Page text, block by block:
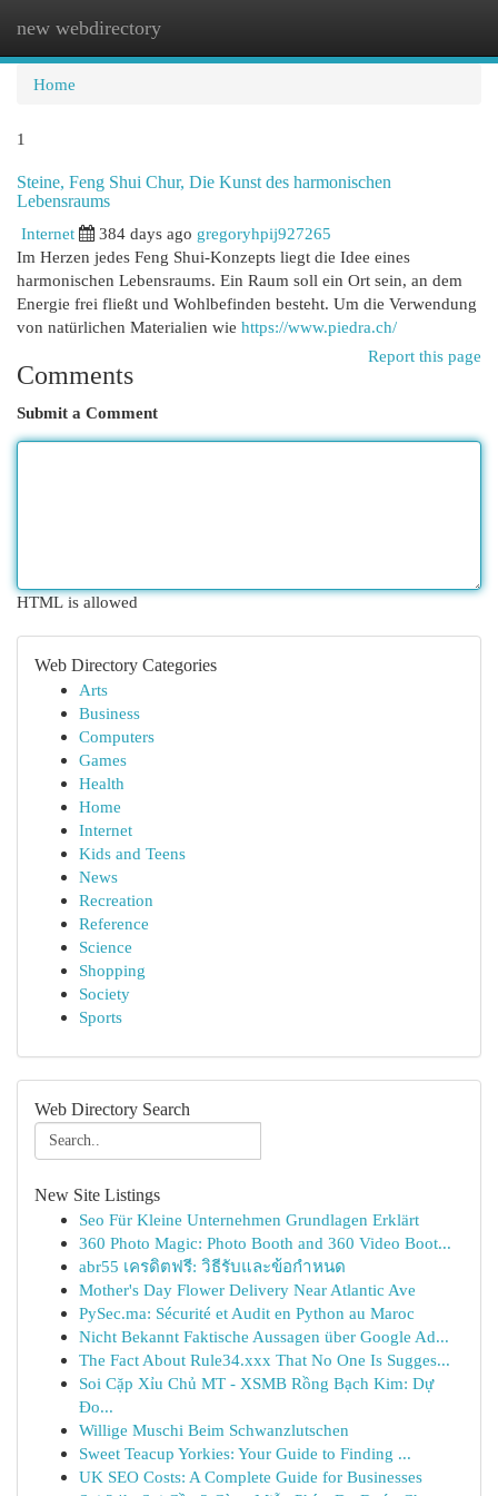
new webdirectory
Home
1
Steine, Feng Shui Chur, Die Kunst des harmonischen
Lebensraums
Internet
384 days ago gregoryhpij927265
Im Herzen jedes Feng Shui-Konzepts liegt die Idee eines
harmonischen Lebensraums. Ein Raum soll ein Ort sein, an dem
Energie frei fließt und Wohlbefinden besteht. Um die Verwendung
von natürlichen Materialien wie https://www.piedra.ch/
Report this page
Comments
Submit a Comment
HTML is allowed
Web Directory Categories
Arts
Business
Computers
Games
Health
Home
Internet
Kids and Teens
News
Recreation
Reference
Science
Shopping
Society
Sports
Web Directory Search
New Site Listings
Seo Für Kleine Unternehmen Grundlagen Erklärt
360 Photo Magic: Photo Booth and 360 Video Boot...
abr55 เครดิตฟรี: วิธีรับและข้อกำหนด
Mother's Day Flower Delivery Near Atlantic Ave
PySec.ma: Sécurité et Audit en Python au Maroc
Nicht Bekannt Faktische Aussagen über Google Ad...
The Fact About Rule34.xxx That No One Is Sugges...
Soi Cặp Xỉu Chủ MT - XSMB Rồng Bạch Kim: Dự
Đo...
Willige Muschi Beim Schwanzlutschen
Sweet Teacup Yorkies: Your Guide to Finding ...
UK SEO Costs: A Complete Guide for Businesses